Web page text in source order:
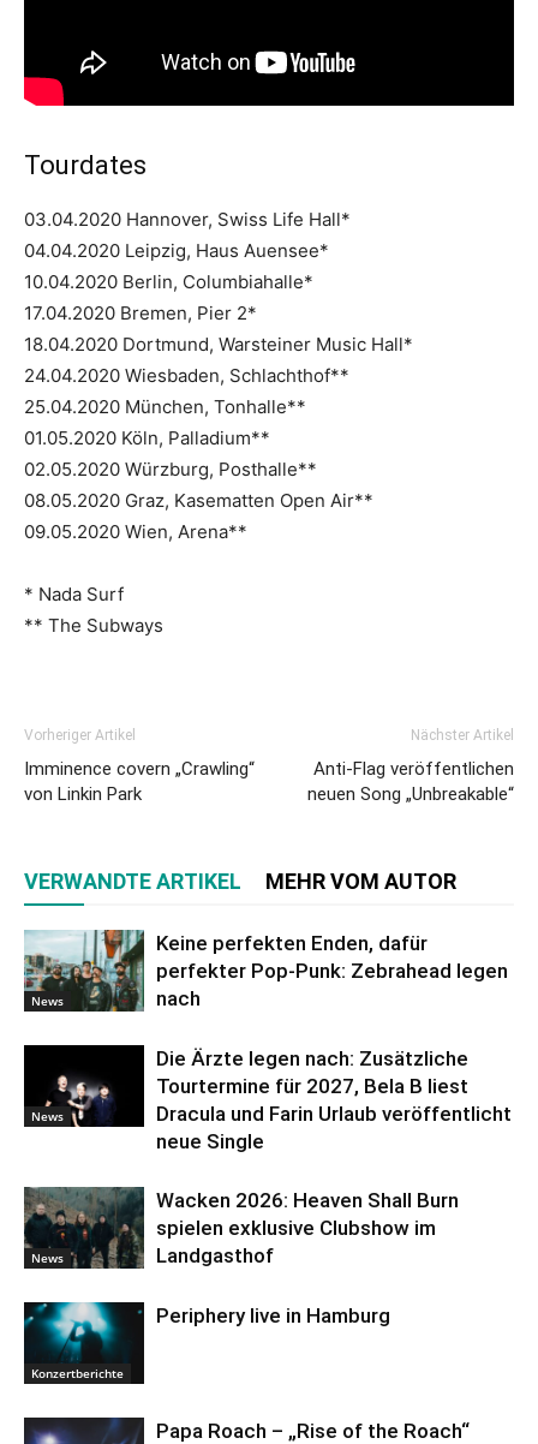
Tourdates
03.04.2020 Hannover, Swiss Life Hall*
04.04.2020 Leipzig, Haus Auensee*
10.04.2020 Berlin, Columbiahalle*
17.04.2020 Bremen, Pier 2*
18.04.2020 Dortmund, Warsteiner Music Hall*
24.04.2020 Wiesbaden, Schlachthof**
25.04.2020 München, Tonhalle**
01.05.2020 Köln, Palladium**
02.05.2020 Würzburg, Posthalle**
08.05.2020 Graz, Kasematten Open Air**
09.05.2020 Wien, Arena**
* Nada Surf
** The Subways
Vorheriger Artikel
Imminence covern „Crawling“
von Linkin Park
Nächster Artikel
Anti-Flag veröffentlichen
neuen Song „Unbreakable“
VERWANDTE ARTIKEL MEHR VOM AUTOR
News
Keine perfekten Enden, dafür
perfekter Pop-Punk: Zebrahead legen
nach
News
Die Ärzte legen nach: Zusätzliche
Tourtermine für 2027, Bela B liest
Dracula und Farin Urlaub veröffentlicht
neue Single
News
Wacken 2026: Heaven Shall Burn
spielen exklusive Clubshow im
Landgasthof
Konzertberichte
Periphery live in Hamburg
Papa Roach – „Rise of the Roach“